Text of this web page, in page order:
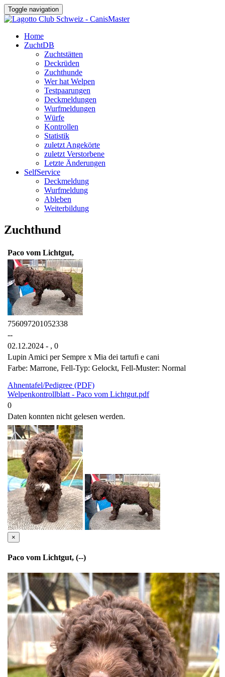
Toggle navigation
Home
ZuchtDB
Zuchtstätten
Deckrüden
Zuchthunde
Wer hat Welpen
Testpaarungen
Deckmeldungen
Wurfmeldungen
Würfe
Kontrollen
Statistik
zuletzt Angekörte
zuletzt Verstorbene
Letzte Änderungen
SelfService
Deckmeldung
Wurfmeldung
Ableben
Weiterbildung
Zuchthund
Paco vom Lichtgut,
756097201052338
--
02.12.2024 - , 0
Lupin Amici per Sempre x Mia dei tartufi e cani
Farbe: Marrone, Fell-Typ: Gelockt, Fell-Muster: Normal
Ahnentafel/Pedigree (PDF)
Welpenkontrollblatt - Paco vom Lichtgut.pdf
0
Daten konnten nicht gelesen werden.
×
Paco vom Lichtgut, (--)